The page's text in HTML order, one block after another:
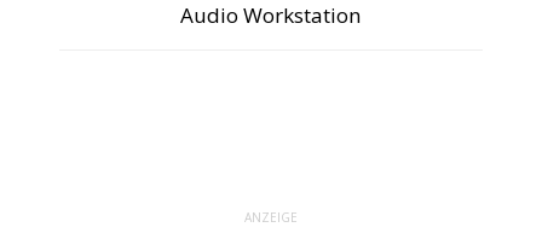
Audio Workstation
ANZEIGE